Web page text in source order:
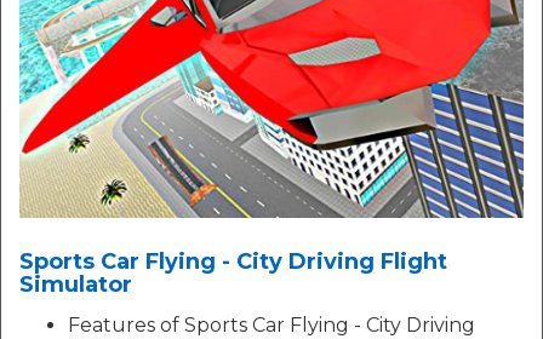
Sports Car Flying - City Driving Flight
Simulator
Features of Sports Car Flying - City Driving